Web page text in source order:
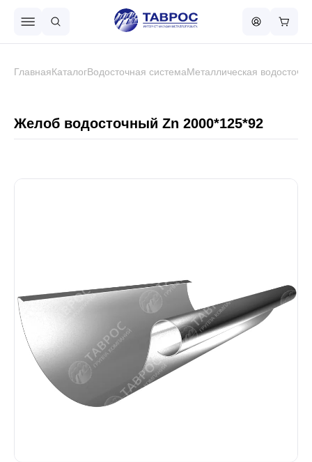
Сваи винтовые
Забор
Кровля
ГлавнаяКаталогВодосточная системаМеталлическая
Желоб водосточный Zn 2000*125*92